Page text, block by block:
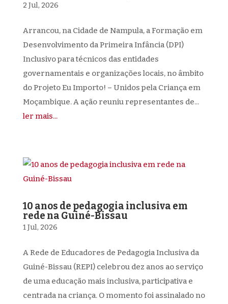
2 Jul, 2026
Arrancou, na Cidade de Nampula, a Formação em
Desenvolvimento da Primeira Infância (DPI)
Inclusivo para técnicos das entidades
governamentais e organizações locais, no âmbito
do Projeto Eu Importo! – Unidos pela Criança em
Moçambique. A ação reuniu representantes de...
ler mais...
10 anos de pedagogia inclusiva em
rede na Guiné-Bissau
1 Jul, 2026
A Rede de Educadores de Pedagogia Inclusiva da
Guiné-Bissau (REPI) celebrou dez anos ao serviço
de uma educação mais inclusiva, participativa e
centrada na criança. O momento foi assinalado no